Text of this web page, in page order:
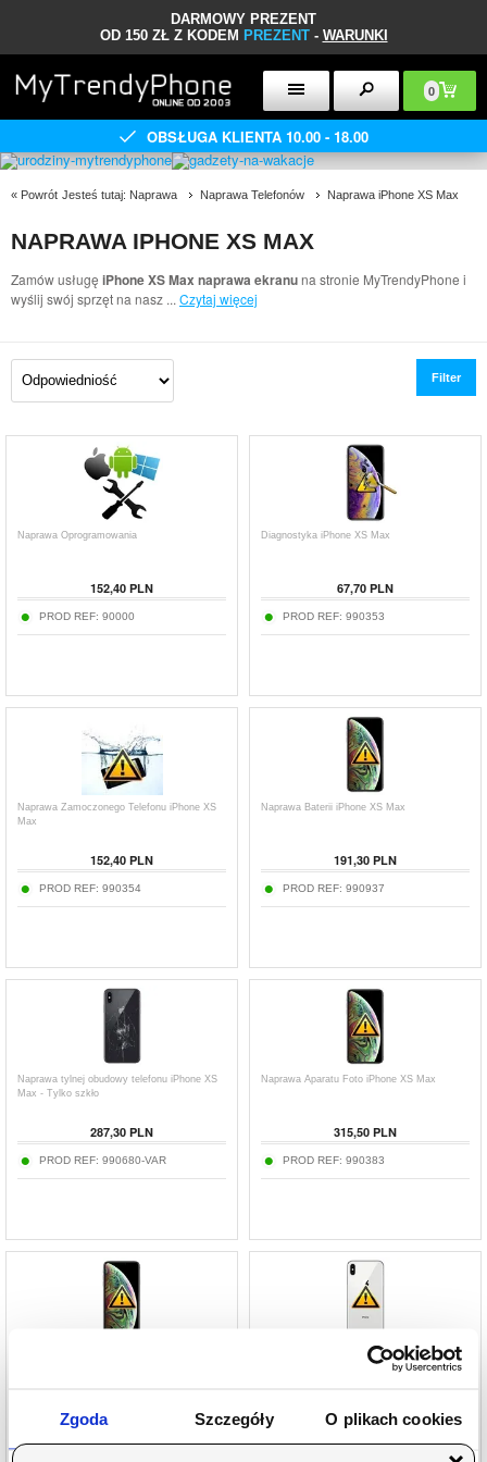
Zgoda Szczegóły O plikach cookies
DARMOWY PREZENT
OD 150 ZŁ Z KODEM PREZENT- WARUNKI
0
OBSŁUGA KLIENTA 10.00 - 18.00
« Powrót Jesteś tutaj: Naprawa Naprawa Telefonów Naprawa iPhone XS Max
NAPRAWA IPHONE XS MAX
Zamów usługę iPhone XS Max naprawa ekranuna stronie MyTrendyPhone i
wyślij swój sprzęt na nasz ... Czytaj więcej
Filter
Naprawa Oprogramowania
152,40 PLN
PROD REF: 90000
Diagnostyka iPhone XS Max
67,70 PLN
PROD REF: 990353
Naprawa Zamoczonego Telefonu iPhone XS
Max
152,40 PLN
PROD REF: 990354
Naprawa Baterii iPhone XS Max
191,30 PLN
PROD REF: 990937
Naprawa tylnej obudowy telefonu iPhone XS
Max - Tylko szkło
287,30 PLN
PROD REF: 990680-VAR
Naprawa Aparatu Foto iPhone XS Max
315,50 PLN
PROD REF: 990383
PROD REF:
Naprawa Klapki Baterii iPhone XS Max - z
PROD REF:990645-VAR